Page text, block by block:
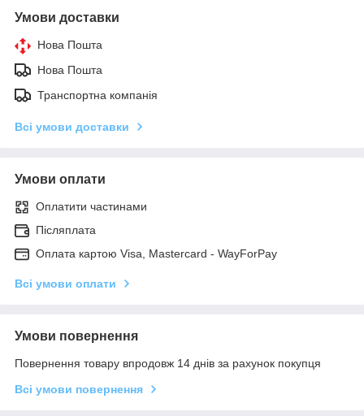
Умови доставки
Нова Пошта
Нова Пошта
Транспортна компанія
Всі умови доставки
Умови оплати
Оплатити частинами
Післяплата
Оплата картою Visa, Mastercard - WayForPay
Всі умови оплати
Умови повернення
Повернення товару впродовж 14 днів за рахунок покупця
Всі умови повернення